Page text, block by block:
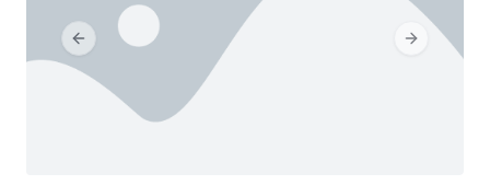
Previous slide Next slide